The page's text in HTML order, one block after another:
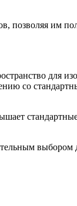
позволяя им
для
со
выбором